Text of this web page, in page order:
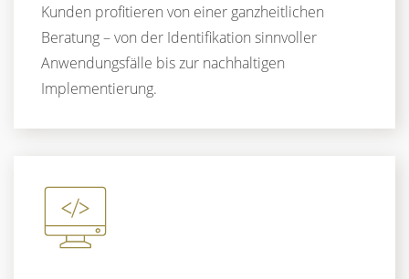
Kunden profitieren von einer ganzheitlichen
Beratung – von der Identifikation sinnvoller
Anwendungsfälle bis zur nachhaltigen
Implementierung.